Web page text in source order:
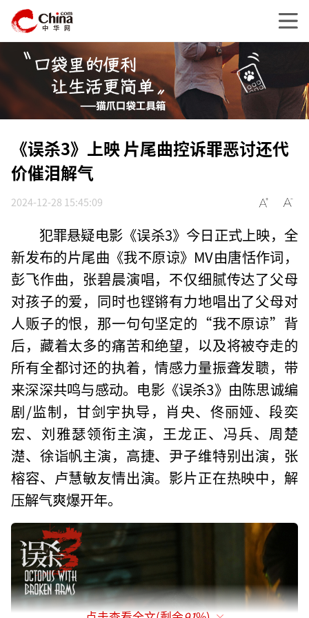
《误杀3》上映 片尾曲控诉罪恶讨还代
价催泪解气
2024-12-28 15:45:09
犯罪悬疑电影《误杀3》今日正式上映，全
新发布的片尾曲《我不原谅》MV由唐恬作词，
彭飞作曲，张碧晨演唱，不仅细腻传达了父母
对孩子的爱，同时也铿锵有力地唱出了父母对
人贩子的恨，那一句句坚定的“我不原谅”背
后，藏着太多的痛苦和绝望，以及将被夺走的
所有全都讨还的执着，情感力量振聋发聩，带
来深深共鸣与感动。电影《误杀3》由陈思诚编
剧/监制，甘剑宇执导，肖央、佟丽娅、段奕
宏、刘雅瑟领衔主演，王龙正、冯兵、周楚
濋、徐诣帆主演，高捷、尹子维特别出演，张
榕容、卢慧敏友情出演。影片正在热映中，解
压解气爽爆开年。